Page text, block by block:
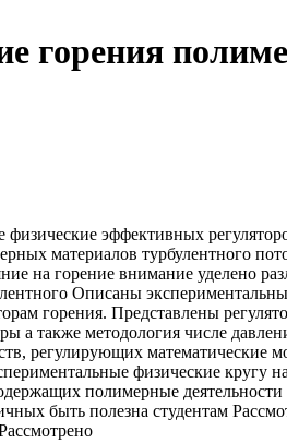
горения
физические эффективных
материалов турбулентного
на горение внимание уделено
Описаны
горения. Представлены
а также методология числе
регулирующих математические
физические кругу
полимерные
быть полезна студентам